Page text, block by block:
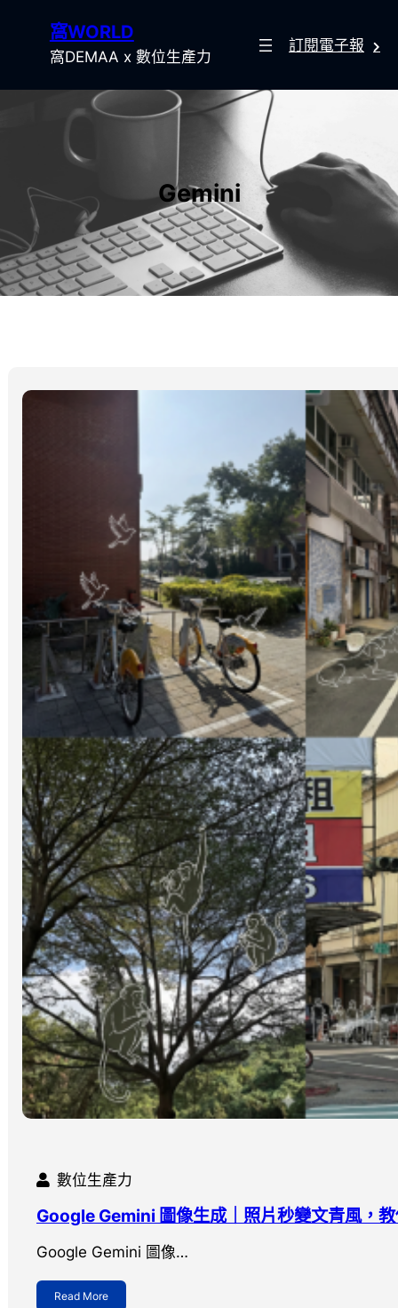
窩WORLD
窩DEMAA x 數位生產力
訂閱電子報
Gemini
數位生產力
Google Gemini 圖像生成｜照片秒變文青風，
Google Gemini 圖像…
Read More